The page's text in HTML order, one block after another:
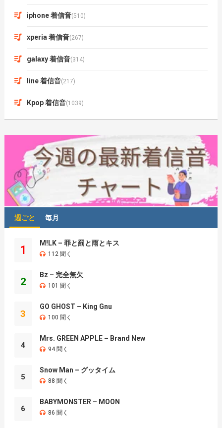
iphone 着信音(510)
xperia 着信音(267)
galaxy 着信音(314)
line 着信音(217)
Kpop 着信音(1039)
週ごと 毎月
1
M!LK – 罪と罰と雨とキス
112 聞く
2
Bz – 完全無欠
101 聞く
3
GO GHOST – King Gnu
100 聞く
4
Mrs. GREEN APPLE – Brand New
94 聞く
5
Snow Man – グッタイム
88 聞く
6
BABYMONSTER – MOON
86 聞く